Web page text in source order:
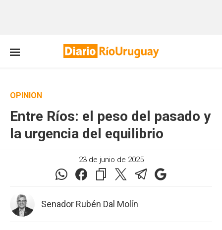
OPINIÓN
Entre Ríos: el peso del pasado y
la urgencia del equilibrio
23 de junio de 2025
Senador Rubén Dal Molín